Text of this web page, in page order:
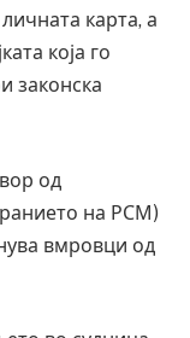
карта, а
која го
законска
од
на РСМ)
вмровци од